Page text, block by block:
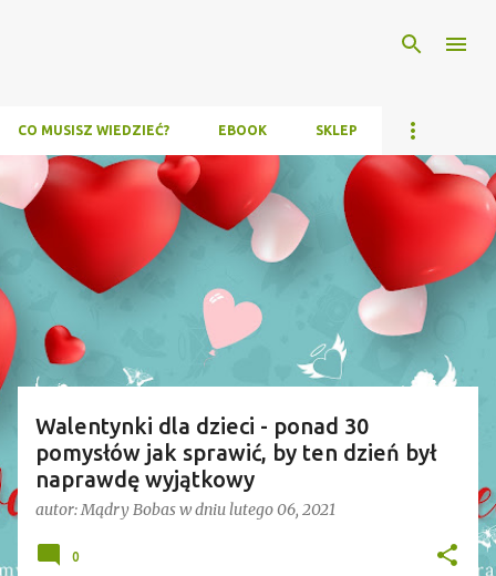
CO MUSISZ WIEDZIEĆ? EBOOK SKLEP
t
y
Walentynki dla dzieci - ponad 30
pomysłów jak sprawić, by ten dzień był
naprawdę wyjątkowy
autor:Mądry Bobasw dniulutego 06, 2021
0